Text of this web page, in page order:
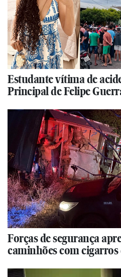
Estudante vítima de
Principal de Felipe
Forças de segurança
caminhões com